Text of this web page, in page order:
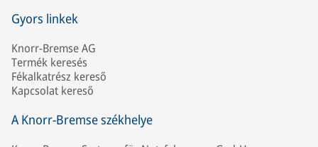
Gyors linkek
Knorr-Bremse AG
Termék keresés
Fékalkatrész kereső
Kapcsolat kereső
A Knorr-Bremse székhelye